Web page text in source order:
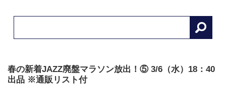
春の新着JAZZ廃盤マラソン放出！⑤ 3/6（水）18：40
出品 ※通販リスト付